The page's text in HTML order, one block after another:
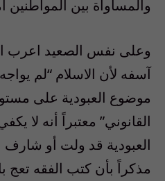
والمساواة بين المواطنين
وعلى نفس الصعيد اعرب
آسفه لأن الاسلام “لم
موضوع العبودية على
القانوني” معتبراً أنه لا
العبودية قد ولت أو شارف
مذكراً بأن كتب الفقه تعج